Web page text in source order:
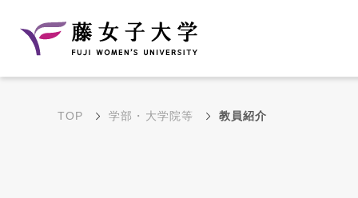
TOP 学部・大学院等 教員紹介